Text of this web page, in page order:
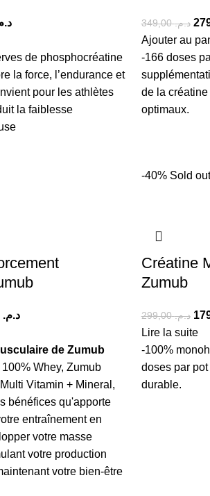
de phosphocréatine
la force, l’endurance et
pour les athlètes
la faiblesse
د.م.349,00
Ajouter au
-166 doses
de la
optimaux.
د.م.
de Zumub
Whey, Zumub
Vitamin + Mineral,
bénéfices qu'apporte
entraînement en
votre masse
votre production
votre bien-être
-40% Sold out
Créatine
Zumub
د.م.299,00
Lire la suite
-100%
doses par
durable.